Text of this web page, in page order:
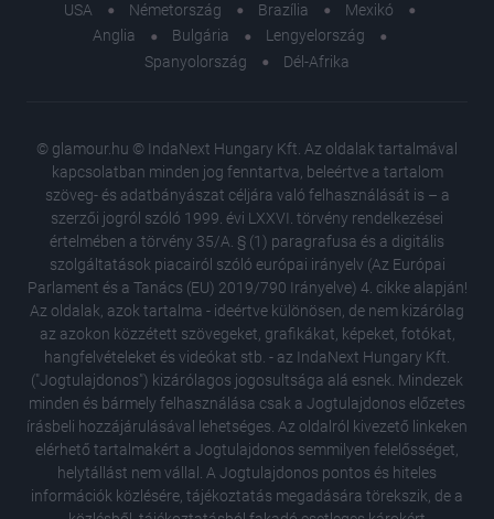
USA Németország Brazília
Mexikó
Anglia
Bulgária
Lengyelország
Spanyolország
Dél-Afrika
© glamour.hu © IndaNext Hungary Kft. Az oldalak tartalmával
kapcsolatban minden jog fenntartva, beleértve a tartalom
szöveg- és adatbányászat céljára való felhasználását is – a
szerzői jogról szóló 1999. évi LXXVI. törvény rendelkezései
értelmében a törvény 35/A. § (1) paragrafusa és a digitális
szolgáltatások piacairól szóló európai irányelv (Az Európai
Parlament és a Tanács (EU) 2019/790 Irányelve) 4. cikke alapján!
Az oldalak, azok tartalma - ideértve különösen, de nem kizárólag
az azokon közzétett szövegeket, grafikákat, képeket, fotókat,
hangfelvételeket és videókat stb. - az IndaNext Hungary Kft.
("Jogtulajdonos") kizárólagos jogosultsága alá esnek. Mindezek
minden és bármely felhasználása csak a Jogtulajdonos előzetes
írásbeli hozzájárulásával lehetséges. Az oldalról kivezető linkeken
elérhető tartalmakért a Jogtulajdonos semmilyen felelősséget,
helytállást nem vállal. A Jogtulajdonos pontos és hiteles
információk közlésére, tájékoztatás megadására törekszik, de a